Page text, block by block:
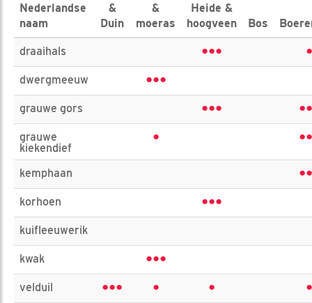
Nederlandse
naam
&
Duin
&
moeras
Heide &
hoogveen
Bos
draaihals ••• •
dwergmeeuw •••
grauwe gors •••
grauwe
kiekendief
•
kemphaan
korhoen •••
kuifleeuwerik
kwak •••
velduil ••• • • •